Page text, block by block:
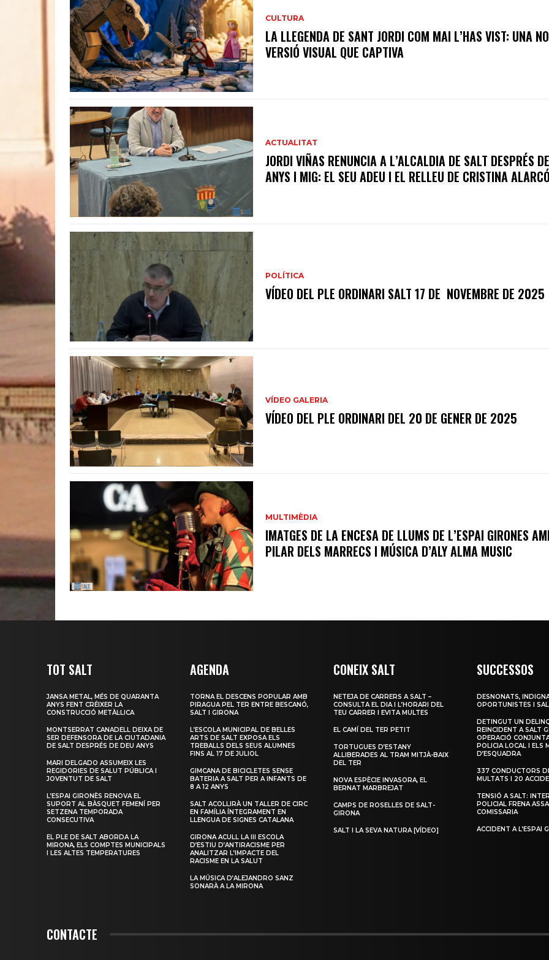
CULTURA
LA LLEGENDA DE SANT JORDI COM MAI L’HAS VIST: UNA
VERSIÓ VISUAL QUE CAPTIVA
ACTUALITAT
JORDI VIÑAS RENUNCIA A L’ALCALDIA DE SALT DESPRÉS
ANYS I MIG: EL SEU ADEU I EL RELLEU DE CRISTINA
POLÍTICA
VÍDEO DEL PLE ORDINARI SALT 17 DE NOVEMBRE DE 2025
VÍDEO GALERIA
VÍDEO DEL PLE ORDINARI DEL 20 DE GENER DE 2025
MULTIMÈDIA
IMATGES DE LA ENCESA DE LLUMS DE L’ESPAI GIRONES
PILAR DELS MARRECS I MÚSICA D’ALY ALMA MUSIC
TOT SALT
JANSA METAL, MÉS DE QUARANTA
ANYS FENT CRÉIXER LA
CONSTRUCCIÓ METÀL·LICA
MONTSERRAT CANADELL DEIXA DE
SER DEFENSORA DE LA CIUTADANIA
DE SALT DESPRÉS DE DEU ANYS
MARI DELGADO ASSUMEIX LES
REGIDORIES DE SALUT PÚBLICA I
JOVENTUT DE SALT
L’ESPAI GIRONÈS RENOVA EL
SUPORT AL BÀSQUET FEMENÍ PER
SETZENA TEMPORADA
CONSECUTIVA
EL PLE DE SALT ABORDA LA
MIRONA, ELS COMPTES MUNICIPALS
I LES ALTES TEMPERATURES
AGENDA
TORNA EL DESCENS POPULAR AMB
PIRAGUA PEL TER ENTRE BESCANÓ,
SALT I GIRONA
L’ESCOLA MUNICIPAL DE BELLES
ARTS DE SALT EXPOSA ELS
TREBALLS DELS SEUS ALUMNES
FINS AL 17 DE JULIOL
GIMCANA DE BICICLETES SENSE
BATERIA A SALT PER A INFANTS DE
8 A 12 ANYS
SALT ACOLLIRÀ UN TALLER DE CIRC
EN FAMÍLIA ÍNTEGRAMENT EN
LLENGUA DE SIGNES CATALANA
GIRONA ACULL LA III ESCOLA
D’ESTIU D’ANTIRACISME PER
ANALITZAR L’IMPACTE DEL
RACISME EN LA SALUT
LA MÚSICA D’ALEJANDRO SANZ
SONARÀ A LA MIRONA
CONEIX SALT
NETEJA DE CARRERS A SALT –
CONSULTA EL DIA I L’HORARI DEL
TEU CARRER I EVITA MULTES
EL CAMÍ DEL TER PETIT
TORTUGUES D’ESTANY
ALLIBERADES AL TRAM MITJÀ-BAIX
DEL TER
NOVA ESPÈCIE INVASORA, EL
BERNAT MARBREJAT
CAMPS DE ROSELLES DE SALT-
GIRONA
SALT I LA SEVA NATURA [VÍDEO]
SUCCESSOS
DESNONATS,
OPORTUNISTES I
DETINGUT UN
REINCIDENT A SALT
OPERACIÓ
POLICIA LOCAL I ELS
D’ESQUADRA
337 CONDUCTORS
MULTATS I 20
TENSIÓ A SALT:
POLICIAL FRENA
COMISSARIA
ACCIDENT A L’ESPAI
CONTACTE